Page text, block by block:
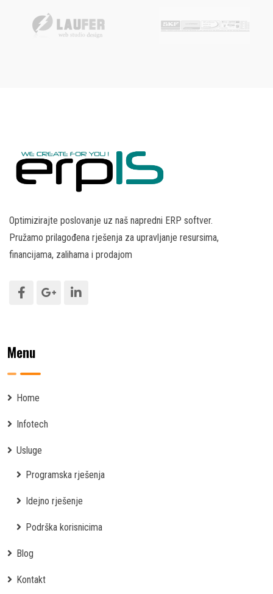
Optimizirajte poslovanje uz naš napredni ERP softver.
Pružamo prilagođena rješenja za upravljanje resursima,
financijama, zalihama i prodajom
Menu
Home
Infotech
Usluge
Programska rješenja
Idejno rješenje
Podrška korisnicima
Blog
Kontakt